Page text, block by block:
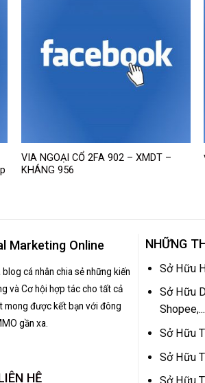
VIA NGOẠI CỔ 2FA 902 – XMDT –
KHÁNG 956
Marketing Online
cá nhân chia sẻ những kiến
và Cơ hội hợp tác cho tất cả
mong được kết bạn với đông
gần xa.
HỆ
NHỮNG
Sở Hữu
Sở Hữu
Shopee,...
Sở Hữu
Sở Hữu